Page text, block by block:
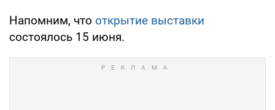
Напомним, что открытие выставки
состоялось 15 июня.